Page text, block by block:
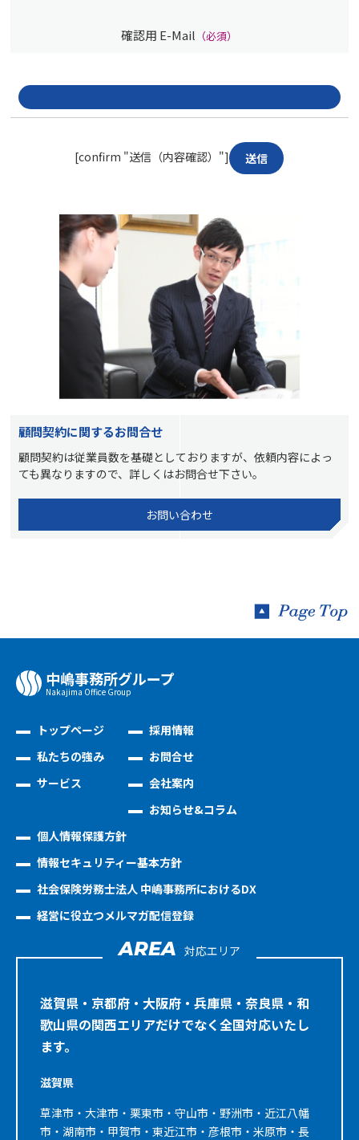
確認用 E-Mail （必須）
[confirm "送信（内容確認）"]
顧問契約に関するお問合せ
顧問契約は従業員数を基礎としておりますが、依頼内容によっ
ても異なりますので、詳しくはお問合せ下さい。
お問い合わせ
中嶋事務所グループ
Nakajima Oﬃce Group
トップページ
私たちの強み
サービス
採用情報
お問合せ
会社案内
お知らせ&コラム
個人情報保護方針
情報セキュリティー基本方針
社会保険労務士法人 中嶋事務所におけるDX
経営に役立つメルマガ配信登録
AREA 対応エリア
滋賀県・京都府・大阪府・兵庫県・奈良県・和
歌山県の関西エリアだけでなく全国対応いたし
ます。
滋賀県
草津市・大津市・栗東市・守山市・野洲市・近江八幡
市・湖南市・甲賀市・東近江市・彦根市・米原市・長